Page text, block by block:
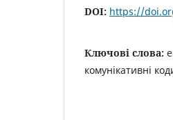
DOI: https://
Ключові слова:
комунікативні